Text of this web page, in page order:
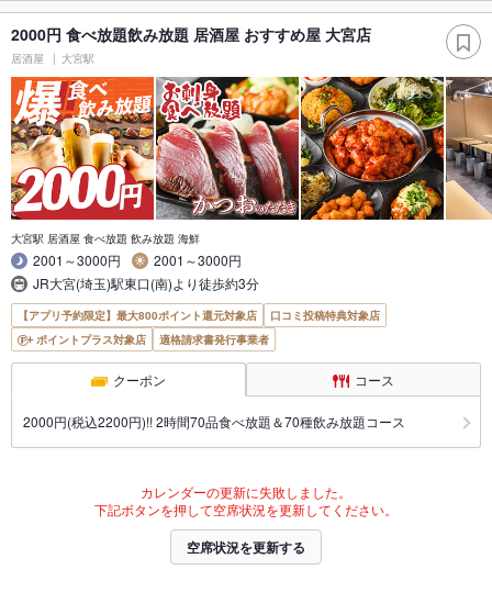
2000円 食べ放題飲み放題 居酒屋 おすすめ屋 大宮店
居酒屋 大宮駅
大宮駅 居酒屋 食べ放題 飲み放題 海鮮
2001～3000円
2001～3000円
JR大宮(埼玉)駅東口(南)より徒歩約3分
【アプリ予約限定】最大800ポイント還元対象店
口コミ投稿特典対象店
ポイントプラス対象店
適格請求書発行事業者
クーポン コース
2000円(税込2200円)!! 2時間70品食べ放題＆70種飲み放題コース
カレンダーの更新に失敗しました。
下記ボタンを押して空席状況を更新してください。
空席状況を更新する